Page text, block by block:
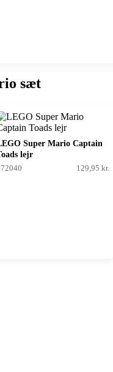
sæt
Super Mario Captain
lejr
129,95 kr.